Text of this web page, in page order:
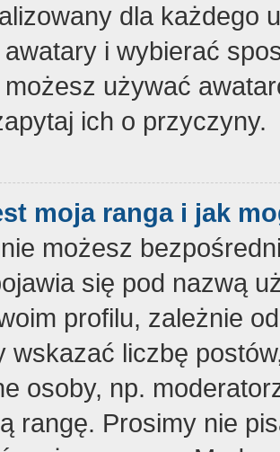
dla każdego
awatary i wybierać
używać
ich o przyczyny.
moja ranga i jak
nie możesz
się pod nazwą
profilu, zależnie
wskazać liczbę
osoby, np.
rangę. Prosimy nie